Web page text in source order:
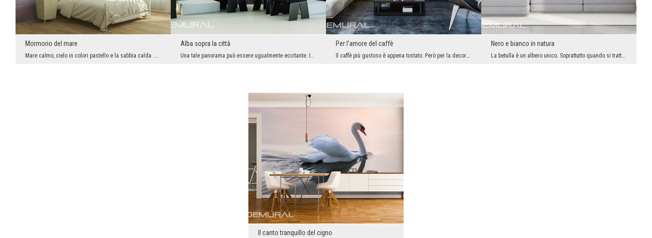
Mormorio del mare Alba sopra la città Per l’amore del caffè Nero e bianco in natura
Il canto tranquillo del cigno